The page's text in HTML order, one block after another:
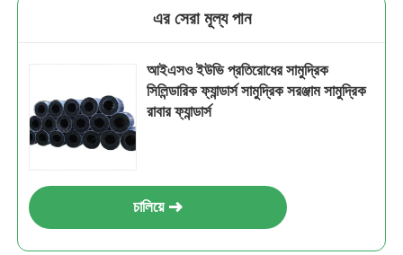
এর সেরা মূল্য পান
আইএসও ইউভি প্রতিরোধের সামুদ্রিক
সিলিন্ডারিক ফ্যান্ডার্স সামুদ্রিক সরঞ্জাম সামুদ্রিক
রাবার ফ্যান্ডার্স
চালিয়ে